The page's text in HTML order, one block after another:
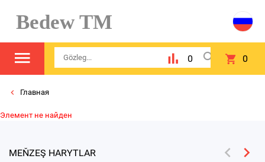
Bedew TM
0 0
Главная
Элемент не найден
MEŇZEŞ HARYTLAR